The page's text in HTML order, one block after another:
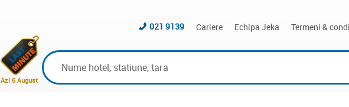
Cariere Echipa Jeka Termeni &
021 9139
Azi 6 August